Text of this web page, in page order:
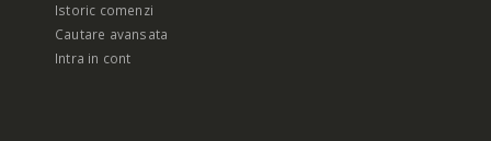
Istoric comenzi
Cautare avansata
Intra in cont